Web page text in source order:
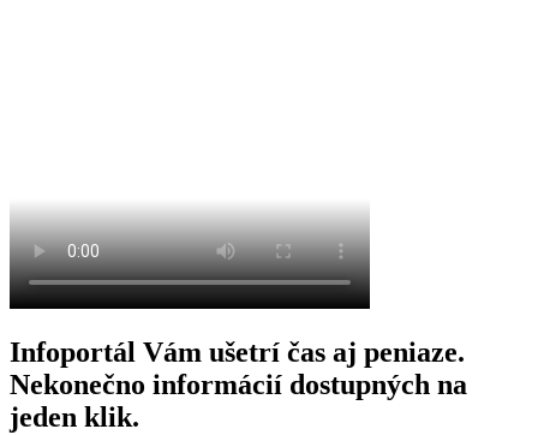
Infoportál Vám ušetrí čas aj peniaze.
Nekonečno informácií dostupných na
jeden klik.